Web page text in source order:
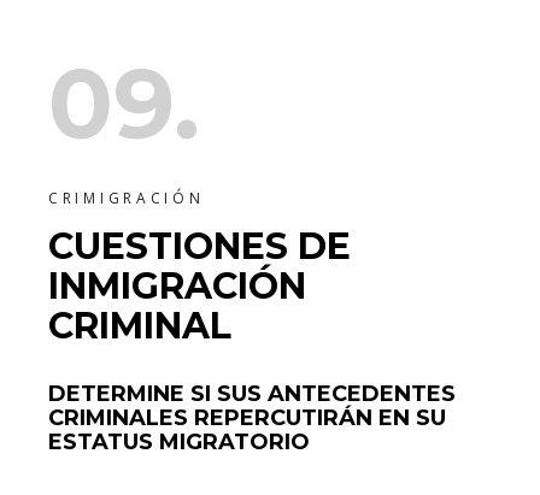
09.
CRIMIGRACIÓN
CUESTIONES DE
INMIGRACIÓN
CRIMINAL
DETERMINE SI SUS ANTECEDENTES
CRIMINALES REPERCUTIRÁN EN SU
ESTATUS MIGRATORIO